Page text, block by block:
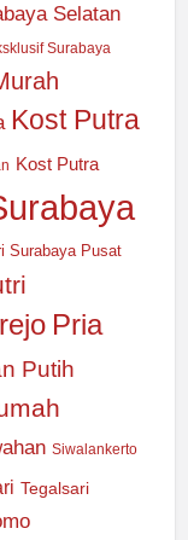
Selatan
Surabaya
Kost Putra
Kost Putra
Surabaya Pusat
Pria
Putih
Siwalankerto
Tegalsari